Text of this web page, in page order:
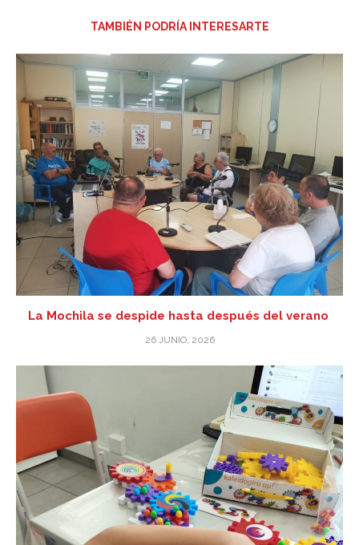
TAMBIÉN PODRÍA INTERESARTE
La Mochila se despide hasta después del verano
26 JUNIO, 2026